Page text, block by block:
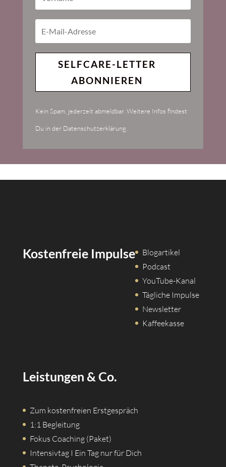
SELFCARE-LETTER
ABONNIEREN
Kein Spam, jederzeit abmeldbar. Weitere Infos findest
Du in der Datenschutzerklärung.
Kostenfreie Impulse
Blogartikel
Podcast
YouTube-Kanal
Tägliche Impulse
Newsletter
Kaffeekasse
Leistungen & Co.
Zum kostenfreien Erstgespräch
1:1 Begleitung
Fokus Coaching (Paket)
Intensivtag I Ein Tag nur für Dich